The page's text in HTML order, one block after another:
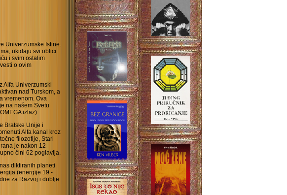
Univerzumske Istine.
ukidaju svi oblici
i svim ostalim
o ovim
Alfa Univerzumski
nad Turskom, a
vremenom. Ova
na našem Svetu
izlaz).
Bratske Unije i
Alfa kanal kroz
filozofije, Stari
je nakon 12
čini 62 poglavlja.
diktiranih planeti
(energije 19 -
za Razvoj i dublje